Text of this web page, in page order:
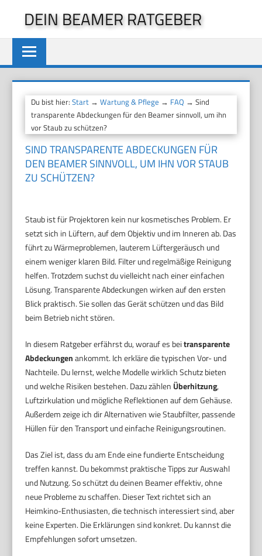
springen
DEIN BEAMER RATGEBER
Du bist hier:Start →Wartung & Pflege → FAQ → Sind
transparente Abdeckungen für den Beamer sinnvoll, um ihn
vor Staub zu schützen?
SIND TRANSPARENTE ABDECKUNGEN FÜR
DEN BEAMER SINNVOLL, UM IHN VOR STAUB
ZU SCHÜTZEN?
Staub ist für Projektoren kein nur kosmetisches Problem. Er
setzt sich in Lüftern, auf dem Objektiv und im Inneren ab. Das
führt zu Wärmeproblemen, lauterem Lüftergeräusch und
einem weniger klaren Bild. Filter und regelmäßige Reinigung
helfen. Trotzdem suchst du vielleicht nach einer einfachen
Lösung. Transparente Abdeckungen wirken auf den ersten
Blick praktisch. Sie sollen das Gerät schützen und das Bild
beim Betrieb nicht stören.
In diesem Ratgeber erfährst du, worauf es beitransparente
Abdeckungenankommt. Ich erkläre die typischen Vor- und
Nachteile. Du lernst, welche Modelle wirklich Schutz bieten
und welche Risiken bestehen. Dazu zählen Überhitzung,
Luftzirkulation und mögliche Reflektionen auf dem Gehäuse.
Außerdem zeige ich dir Alternativen wie Staubfilter, passende
Hüllen für den Transport und einfache Reinigungsroutinen.
Das Ziel ist, dass du am Ende eine fundierte Entscheidung
treffen kannst. Du bekommst praktische Tipps zur Auswahl
und Nutzung. So schützt du deinen Beamer effektiv, ohne
neue Probleme zu schaffen. Dieser Text richtet sich an
Heimkino-Enthusiasten, die technisch interessiert sind, aber
keine Experten. Die Erklärungen sind konkret. Du kannst die
Empfehlungen sofort umsetzen.